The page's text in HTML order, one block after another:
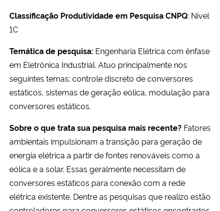
Classificação Produtividade em Pesquisa CNPQ: Nível
1C
Temática de pesquisa: Engenharia Elétrica com ênfase
em Eletrônica Industrial. Atuo principalmente nos
seguintes temas: controle discreto de conversores
estáticos, sistemas de geração eólica, modulação para
conversores estáticos.
Sobre o que trata sua pesquisa mais recente? Fatores
ambientais impulsionam a transição para geração de
energia elétrica a partir de fontes renováveis como a
eólica e a solar. Essas geralmente necessitam de
conversores estáticos para conexão com a rede
elétrica existente. Dentre as pesquisas que realizo estão